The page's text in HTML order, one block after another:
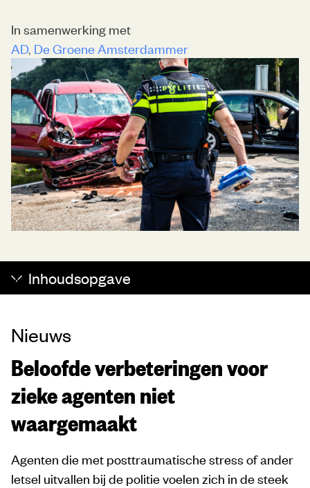
In samenwerking met
AD De Groene Amsterdammer
Inhoudsopgave
Nieuws
Beloofde verbeteringen voor
zieke agenten niet
waargemaakt
Agenten die met posttraumatische stress of ander
letsel uitvallen bij de politie voelen zich in de steek